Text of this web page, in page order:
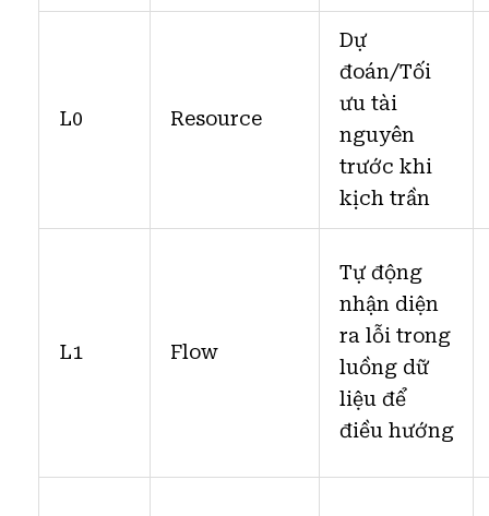
L0 Resource
Dự
đoán/Tối
ưu tài
nguyên
trước khi
kịch trần
L1 Flow
Tự động
nhận diện
ra lỗi trong
luồng dữ
liệu để
điều hướng